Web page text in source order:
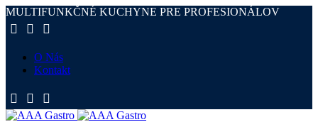
MULTIFUNKČNÉ KUCHYNE PRE PROFESIONÁLOV
O Nás
Kontakt